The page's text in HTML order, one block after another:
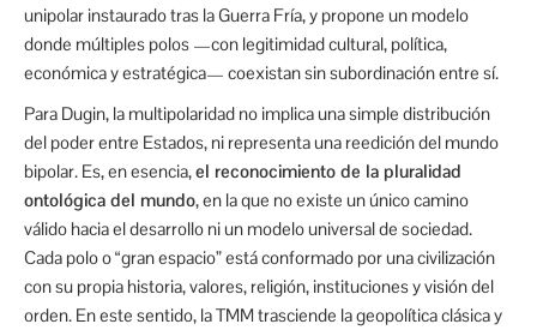
unipolar instaurado tras la Guerra Fría, y propone un modelo
donde múltiples polos —con legitimidad cultural, política,
económica y estratégica— coexistan sin subordinación entre sí.
Para Dugin, la multipolaridad no implica una simple distribución
del poder entre Estados, ni representa una reedición del mundo
bipolar. Es, en esencia,el reconocimiento de la pluralidad
ontológica del mundo, en la que no existe un único camino
válido hacia el desarrollo ni un modelo universal de sociedad.
Cada polo o “gran espacio” está conformado por una civilización
con su propia historia, valores, religión, instituciones y visión del
orden. En este sentido, la TMM trasciende la geopolítica clásica y